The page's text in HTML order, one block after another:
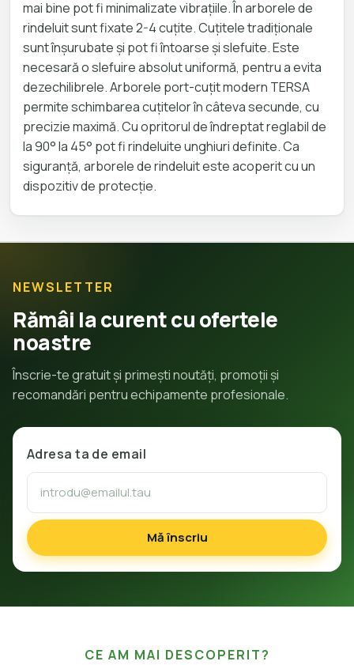
mai bine pot fi minimalizate vibrațiile. În arborele de
rindeluit sunt fixate 2-4 cuțite. Cuțitele tradiționale
sunt înșurubate și pot fi întoarse și slefuite. Este
necesară o slefuire absolut uniformă, pentru a evita
dezechilibrele. Arborele port-cuțit modern TERSA
permite schimbarea cuțitelor în câteva secunde, cu
precizie maximă. Cu opritorul de îndreptat reglabil de
la 90° la 45° pot fi rindeluite unghiuri definite. Ca
siguranță, arborele de rindeluit este acoperit cu un
dispozitiv de protecție.
NEWSLETTER
Rămâi la curent cu ofertele
noastre
Înscrie-te gratuit și primești noutăți, promoții și
recomandări pentru echipamente profesionale.
Adresa ta de email
Mă înscriu
CE AM MAI DESCOPERIT?